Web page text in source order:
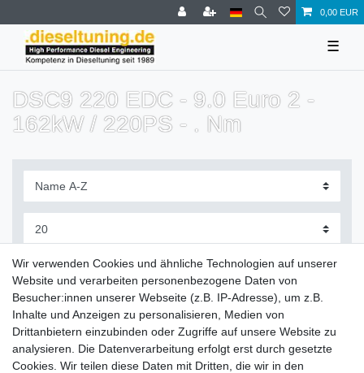
0,00 EUR
☰
DSC9 220 EDC - 9.0 Euro 2 -
162kW / 220PS - . Nm
Filter
Zahlung und Versand
Wir verwenden Cookies und ähnliche Technologien auf unserer
Website und verarbeiten personenbezogene Daten von
Besucher:innen unserer Webseite (z.B. IP-Adresse), um z.B.
Inhalte und Anzeigen zu personalisieren, Medien von
Drittanbietern einzubinden oder Zugriffe auf unsere Website zu
analysieren. Die Datenverarbeitung erfolgt erst durch gesetzte
Cookies. Wir teilen diese Daten mit Dritten, die wir in den